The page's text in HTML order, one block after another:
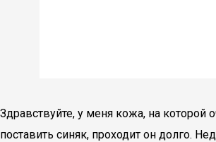
Здравствуйте, у меня кожа, на которой
поставить синяк, проходит он долго.